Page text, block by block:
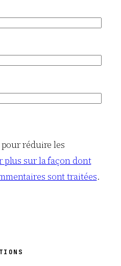
réduire les
plus sur la façon dont
sont traitées.